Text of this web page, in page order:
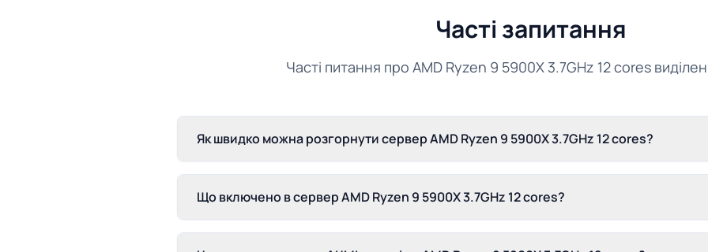
Часті запитання
Часті питання про AMD Ryzen 9 5900X 3.7GHz 12 cores
Як швидко можна розгорнути сервер AMD Ryzen 9 5900X 3.7GHz 12 cores?
Що включено в сервер AMD Ryzen 9 5900X 3.7GHz 12 cores?